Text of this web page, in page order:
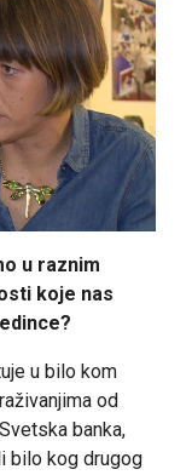
u raznim
koje nas
u bilo kom
od
banka,
bilo kog drugog